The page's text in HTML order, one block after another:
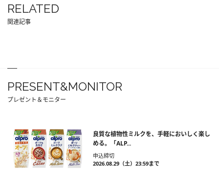
RELATED
関連記事
PRESENT&MONITOR
プレゼント＆モニター
良質な植物性ミルクを、手軽においしく楽し
める。「ALP...
申込締切
2026.08.29（土）23:59まで